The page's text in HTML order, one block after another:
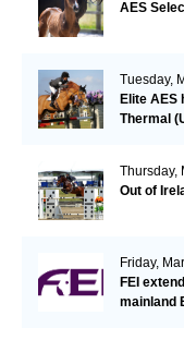
AES
Tuesday,
Elite AES
Thermal
Thursday,
Out of
Friday,
FEI
mainland